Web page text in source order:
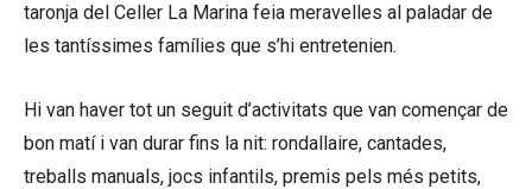
taronja del Celler La Marina feia meravelles al paladar de
les tantíssimes famílies que s’hi entretenien.
Hi van haver tot un seguit d’activitats que van començar de
bon matí i van durar fins la nit: rondallaire, cantades,
treballs manuals, jocs infantils, premis pels més petits,